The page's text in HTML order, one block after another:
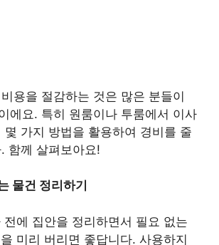
용을 절감하는 것은 많은 분들이
에요. 특히 원룸이나 투룸에서 이사
몇 가지 방법을 활용하여 경비를 줄
함께 살펴보아요!
물건 정리하기
전에 집안을 정리하면서 필요 없는
미리 버리면 좋답니다. 사용하지